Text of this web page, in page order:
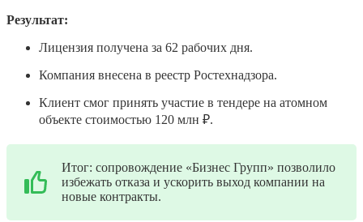
Результат:
Лицензия получена за 62 рабочих дня.
Компания внесена в реестр Ростехнадзора.
Клиент смог принять участие в тендере на атомном
объекте стоимостью 120 млн ₽.
Итог: сопровождение «Бизнес Групп» позволило
избежать отказа и ускорить выход компании на
новые контракты.